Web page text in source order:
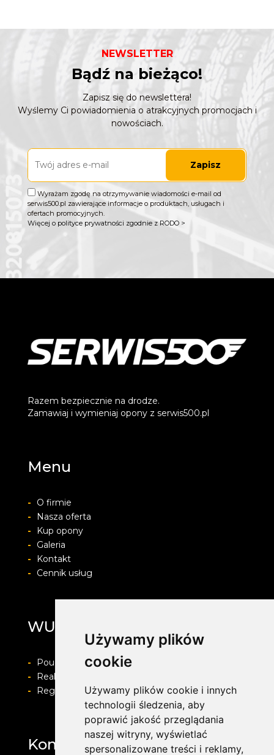
Używamy plików
cookie
Używamy plików cookie i innych
technologii śledzenia, aby
poprawić jakość przeglądania
naszej witryny, wyświetlać
spersonalizowane treści i reklamy,
NEWSLETTER
Bądź na bieżąco!
Zapisz się do newslettera!
Wyślemy Ci powiadomienia o atrakcyjnych promocjach i
nowościach.
Zapisz
Wyrażam zgodę na otrzymywanie wiadomości e-mail od
serwis500.pl zawierające informacje o produktach, usługach i
ofertach promocyjnych.
Więcej o polityce prywatności zgodnie z RODO >
Razem bezpiecznie na drodze.
Zamawiaj i wymieniaj opony z serwis500.pl
Menu
-
O firmie
-
Nasza oferta
-
Kup opony
-
Galeria
-
Kontakt
-
Cennik usług
WULKAN
-
Pouczenie o prawie do odstapienia od umowy
-
Realizacja zamówienia i formy płatności
-
Regulamin i Polityka prywatności
Kontakt